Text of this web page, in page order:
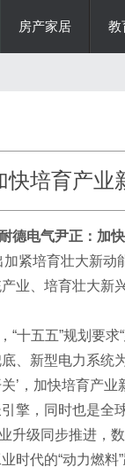
房产家居 教
快培育产业
德电气尹正：加
加紧培育壮大新动
业、培育壮大新
“十五五”规划要
、新型电力系统
关’，加快培育产
擎，同时也是全
升级同步推进，
时代的“动力燃料